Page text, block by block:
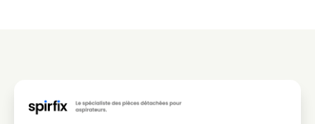
LG-
GOLDSTAR
LG-GOLDSTAR T 2700